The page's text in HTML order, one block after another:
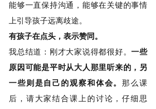
能够一直保持沟通，能够在关键的事情
上引导孩子远离歧途。
有孩子在点头，表示赞同。
我总结道：刚才大家说得都很好。一些
原因可能是平时从大人那里听来的，另
一些则是自己的观察和体会。那么课
后，请大家结合课上的讨论，仔细思